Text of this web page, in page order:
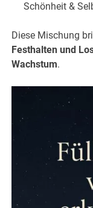
Schönheit &
Diese Mischung
Festhalten und
Wachstum.